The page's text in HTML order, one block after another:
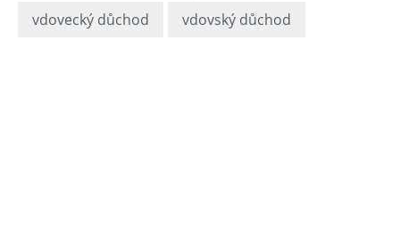
vdovecký důchod vdovský důchod